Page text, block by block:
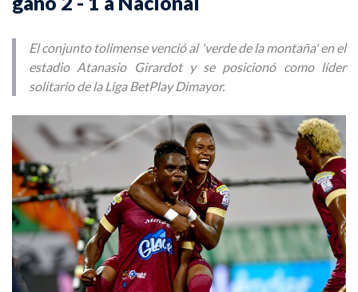
El conjunto tolimense venció al 'verde de la montaña' en el
estadio Atanasio Girardot y se posicionó como líder
solitario de la Liga BetPlay Dimayor.